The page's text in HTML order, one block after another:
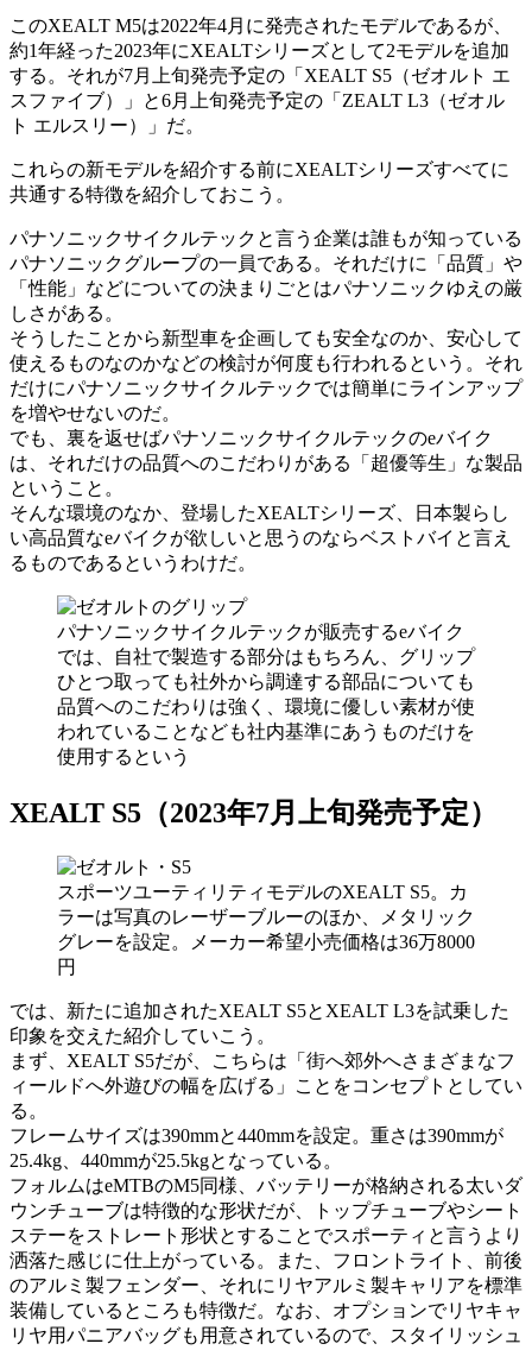
このXEALT M5は2022年4月に発売されたモデルであるが、
約1年経った2023年にXEALTシリーズとして2モデルを追加
する。それが7月上旬発売予定の「XEALT S5（ゼオルト エ
スファイブ）」と6月上旬発売予定の「ZEALT L3（ゼオル
ト エルスリー）」だ。
これらの新モデルを紹介する前にXEALTシリーズすべてに
共通する特徴を紹介しておこう。
パナソニックサイクルテックと言う企業は誰もが知っている
パナソニックグループの一員である。それだけに「品質」や
「性能」などについての決まりごとはパナソニックゆえの厳
しさがある。
そうしたことから新型車を企画しても安全なのか、安心して
使えるものなのかなどの検討が何度も行われるという。それ
だけにパナソニックサイクルテックでは簡単にラインアップ
を増やせないのだ。
でも、裏を返せばパナソニックサイクルテックのeバイク
は、それだけの品質へのこだわりがある「超優等生」な製品
ということ。
そんな環境のなか、登場したXEALTシリーズ、日本製らし
い高品質なeバイクが欲しいと思うのならベストバイと言え
るものであるというわけだ。
パナソニックサイクルテックが販売するeバイク
では、自社で製造する部分はもちろん、グリップ
ひとつ取っても社外から調達する部品についても
品質へのこだわりは強く、環境に優しい素材が使
われていることなども社内基準にあうものだけを
使用するという
XEALT S5（2023年7月上旬発売予定）
スポーツユーティリティモデルのXEALT S5。カ
ラーは写真のレーザーブルーのほか、メタリック
グレーを設定。メーカー希望小売価格は36万8000
円
では、新たに追加されたXEALT S5とXEALT L3を試乗した
印象を交えた紹介していこう。
まず、XEALT S5だが、こちらは「街へ郊外へさまざまなフ
ィールドへ外遊びの幅を広げる」ことをコンセプトとしてい
る。
フレームサイズは390mmと440mmを設定。重さは390mmが
25.4kg、440mmが25.5kgとなっている。
フォルムはeMTBのM5同様、バッテリーが格納される太いダ
ウンチューブは特徴的な形状だが、トップチューブやシート
ステーをストレート形状とすることでスポーティと言うより
洒落た感じに仕上がっている。また、フロントライト、前後
のアルミ製フェンダー、それにリヤアルミ製キャリアを標準
装備しているところも特徴だ。なお、オプションでリヤキャ
リヤ用パニアバッグも用意されているので、スタイリッシュ